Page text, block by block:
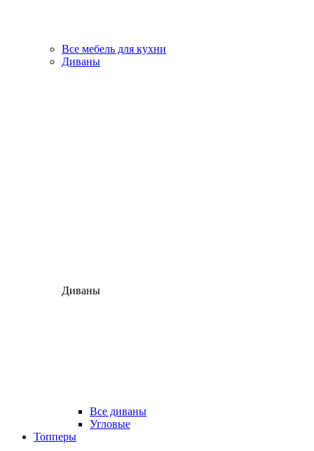
Все мебель для кухни
Диваны
Диваны
Все диваны
Угловые
Топперы